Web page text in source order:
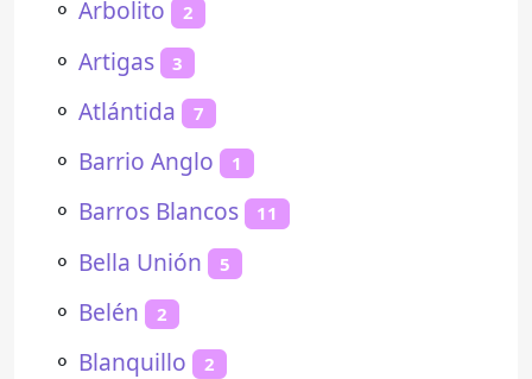
⚬ Arbolito 2
⚬ Artigas 3
⚬ Atlántida 7
⚬ Barrio Anglo 1
⚬ Barros Blancos 11
⚬ Bella Unión 5
⚬ Belén 2
⚬ Blanquillo 2